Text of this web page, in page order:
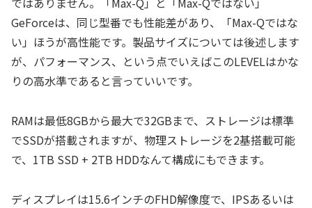
GeForceは、同じ型番でも性能差があり、「Max-Qではな
い」ほうが高性能です。製品サイズについては後述します
が、パフォーマンス、という点でいえばこのLEVELはかな
りの高水準であると言っていいです。
RAMは最低8GBから最大で32GBまで、ストレージは標準
でSSDが搭載されますが、物理ストレージを2基搭載可能
で、1TB SSD + 2TB HDDなんて構成にもできます。
ディスプレイは15.6インチのFHD解像度で、IPSあるいは